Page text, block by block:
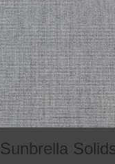
Sunbrella